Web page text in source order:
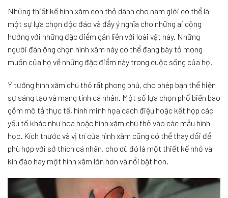
Những thiết kế hình xăm con thỏ dành cho nam giới có thể là
một sự lựa chọn độc đáo và đầy ý nghĩa cho những ai cộng
hưởng với những đặc điểm gắn liền với loài vật này. Những
người đàn ông chọn hình xăm này có thể đang bày tỏ mong
muốn của họ về những đặc điểm này trong cuộc sống của họ.
Ý tưởng hình xăm chú thỏ rất phong phú, cho phép bạn thể hiện
sự sáng tạo và mang tính cá nhân. Một số lựa chọn phổ biến bao
gồm mô tả thực tế, hình minh họa cách điệu hoặc kết hợp các
yếu tố khác như hoa hoặc hình xăm chú thỏ vào các mẫu hình
học. Kích thước và vị trí của hình xăm cũng có thể thay đổi để
phù hợp với sở thích cá nhân, cho dù đó là một thiết kế nhỏ và
kín đáo hay một hình xăm lớn hơn và nổi bật hơn.